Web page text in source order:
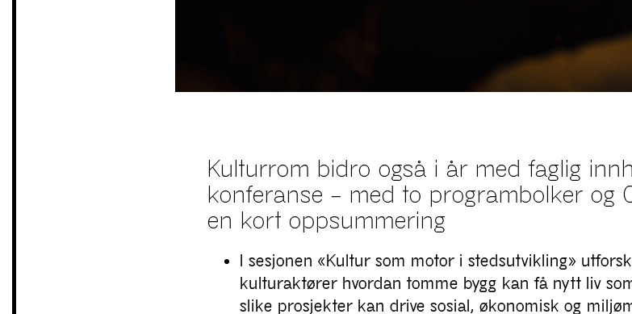
Kulturrom bidro også i år med faglig
konferanse – med to programbolker og
en kort oppsummering
I sesjonen «Kultur som motor i stedsutvikling»
kulturaktører hvordan tomme bygg kan få nytt liv
slike prosjekter kan drive sosial, økonomisk og